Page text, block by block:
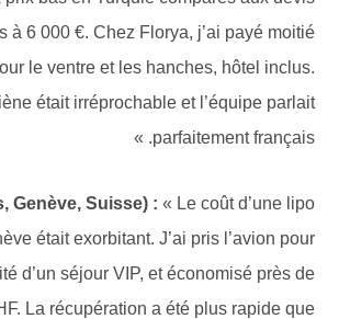
à 6 000 €. Chez Florya, j’ai payé moitié
pour le ventre et les hanches, hôtel inclus.
était irréprochable et l’équipe parlait
parfaitement français. »
Genève, Suisse) : « Le coût d’une lipo
était exorbitant. J’ai pris l’avion pour
d’un séjour VIP, et économisé près de
La récupération a été plus rapide que